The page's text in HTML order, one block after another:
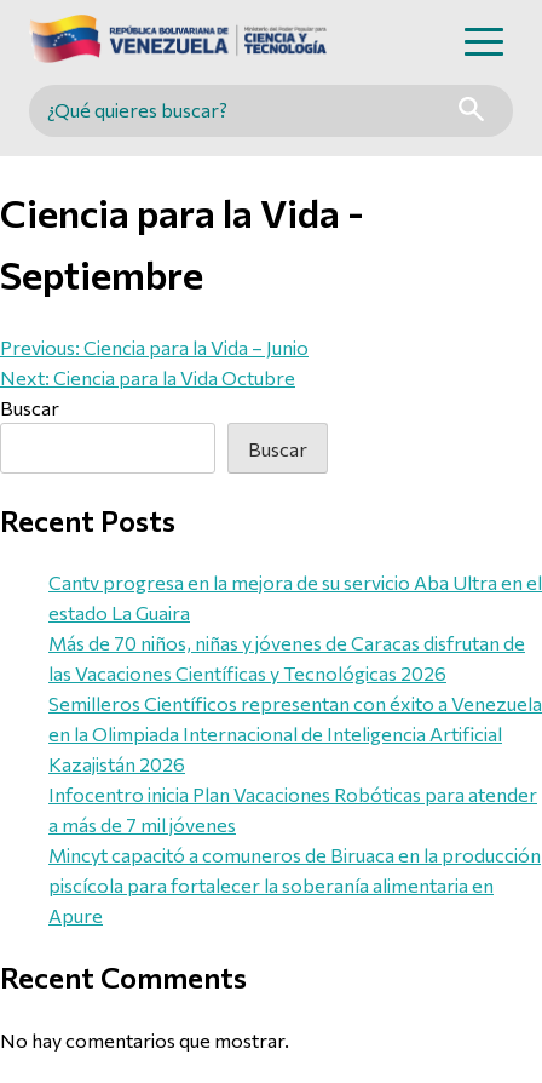
Buscar en MINCYT
Ciencia para la Vida -
Septiembre
Navegación de entradas
Previous: Ciencia para la Vida – Junio
Next: Ciencia para la Vida Octubre
Buscar
Buscar
Recent Posts
Cantv progresa en la mejora de su servicio Aba Ultra en el
estado La Guaira
Más de 70 niños, niñas y jóvenes de Caracas disfrutan de
las Vacaciones Científicas y Tecnológicas 2026
Semilleros Científicos representan con éxito a Venezuela
en la Olimpiada Internacional de Inteligencia Artificial
Kazajistán 2026
Infocentro inicia Plan Vacaciones Robóticas para atender
a más de 7 mil jóvenes
Mincyt capacitó a comuneros de Biruaca en la producción
piscícola para fortalecer la soberanía alimentaria en
Apure
Recent Comments
No hay comentarios que mostrar.